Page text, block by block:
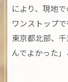
により、現地
ワンストップ
東京都北部、
んでよかった